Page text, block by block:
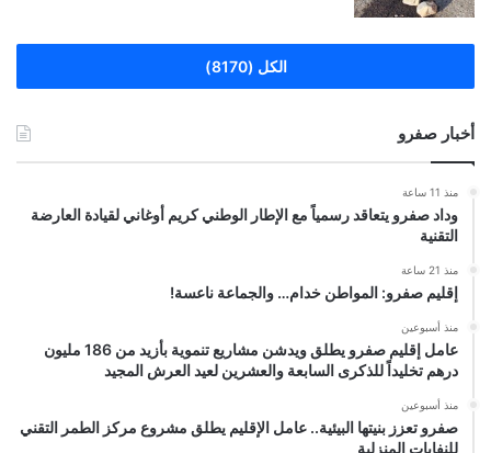
الكل (8170)
أخبار صفرو
منذ 11 ساعة
وداد صفرو يتعاقد رسمياً مع الإطار الوطني كريم أوغاني لقيادة العارضة
التقنية
منذ 21 ساعة
إقليم صفرو: المواطن خدام… والجماعة ناعسة!
منذ أسبوعين
عامل إقليم صفرو يطلق ويدشن مشاريع تنموية بأزيد من 186 مليون
درهم تخليداً للذكرى السابعة والعشرين لعيد العرش المجيد
منذ أسبوعين
صفرو تعزز بنيتها البيئية.. عامل الإقليم يطلق مشروع مركز الطمر التقني
للنفايات المنزلية